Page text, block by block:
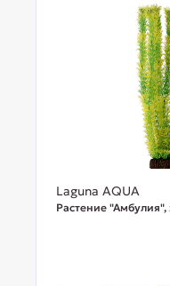
Laguna AQUA
Растение